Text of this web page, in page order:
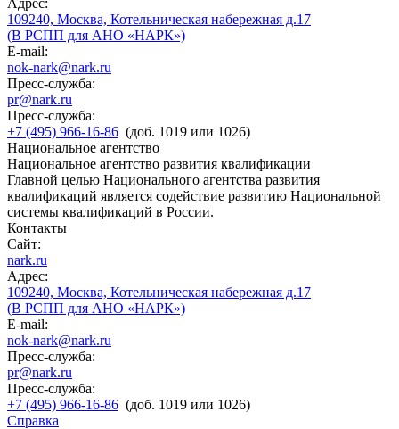
Адрес:
109240, Москва, Котельническая набережная д.17
(В РСПП для АНО «НАРК»)
E-mail:
nok-nark@nark.ru
Пресс-служба:
pr@nark.ru
Пресс-служба:
+7 (495) 966-16-86 (доб. 1019 или 1026)
Национальное агентство
Национальное агентство развития квалификации
Главной целью Национального агентства развития
квалификаций является содействие развитию Национальной
системы квалификаций в России.
Контакты
Сайт:
nark.ru
Адрес:
109240, Москва, Котельническая набережная д.17
(В РСПП для АНО «НАРК»)
E-mail:
nok-nark@nark.ru
Пресс-служба:
pr@nark.ru
Пресс-служба:
+7 (495) 966-16-86 (доб. 1019 или 1026)
Справка